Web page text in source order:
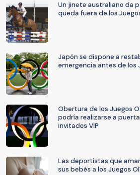
Un jinete australiano da
queda fuera de los
Japón se dispone a
emergencia antes de los
Obertura de los Juegos
podría realizarse a
invitados VIP
Las deportistas que
sus bebés a los Juegos